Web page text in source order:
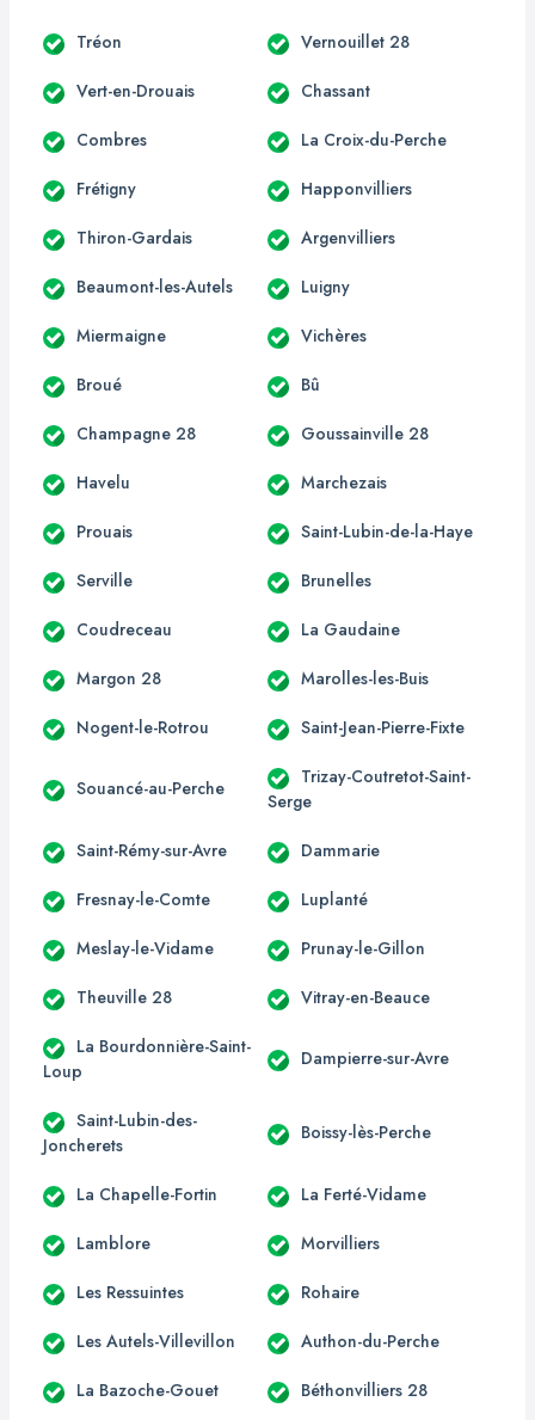
Tréon Vernouillet 28
Vert-en-Drouais Chassant
Combres La Croix-du-Perche
Frétigny Happonvilliers
Thiron-Gardais Argenvilliers
Beaumont-les-Autels Luigny
Miermaigne Vichères
Broué Bû
Champagne 28 Goussainville 28
Havelu Marchezais
Prouais Saint-Lubin-de-la-Haye
Serville Brunelles
Coudreceau La Gaudaine
Margon 28 Marolles-les-Buis
Nogent-le-Rotrou Saint-Jean-Pierre-Fixte
Souancé-au-Perche
Trizay-Coutretot-Saint-
Serge
Saint-Rémy-sur-Avre Dammarie
Fresnay-le-Comte Luplanté
Meslay-le-Vidame Prunay-le-Gillon
Theuville 28 Vitray-en-Beauce
La Bourdonnière-Saint-
Loup
Dampierre-sur-Avre
Saint-Lubin-des-
Joncherets
Boissy-lès-Perche
La Chapelle-Fortin La Ferté-Vidame
Lamblore Morvilliers
Les Ressuintes Rohaire
Les Autels-Villevillon Authon-du-Perche
La Bazoche-Gouet Béthonvilliers 28